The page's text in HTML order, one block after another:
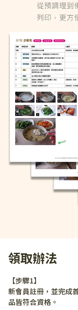
領取辦法
【步驟1】
新會員註冊，並完成
品皆符合資格。